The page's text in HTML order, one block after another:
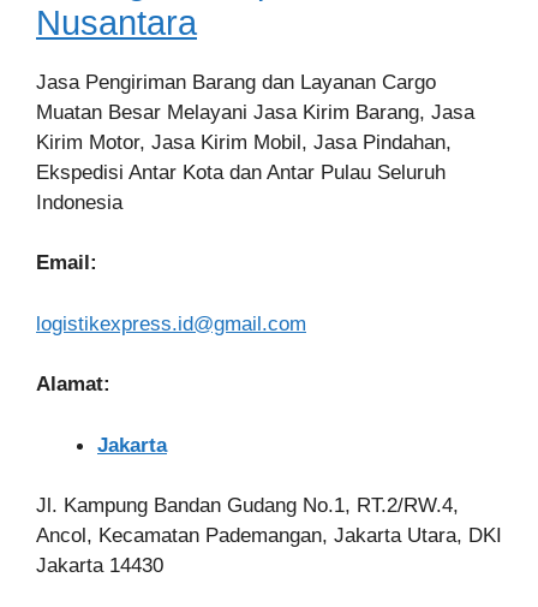
Nusantara
Jasa Pengiriman Barang dan Layanan Cargo
Muatan Besar Melayani Jasa Kirim Barang, Jasa
Kirim Motor, Jasa Kirim Mobil, Jasa Pindahan,
Ekspedisi Antar Kota dan Antar Pulau Seluruh
Indonesia
Email:
logistikexpress.id@gmail.com
Alamat:
Jakarta
Jl. Kampung Bandan Gudang No.1, RT.2/RW.4,
Ancol, Kecamatan Pademangan, Jakarta Utara, DKI
Jakarta 14430